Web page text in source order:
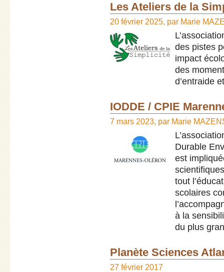
Les Ateliers de la
20 février 2025, par Marie
des pistes
impact
des
d’entraide
IODDE / CPIE
7 mars 2023, par Marie
Durable
est
tout
scolaires
à la
du plus
Planète Sciences
27 février 2017